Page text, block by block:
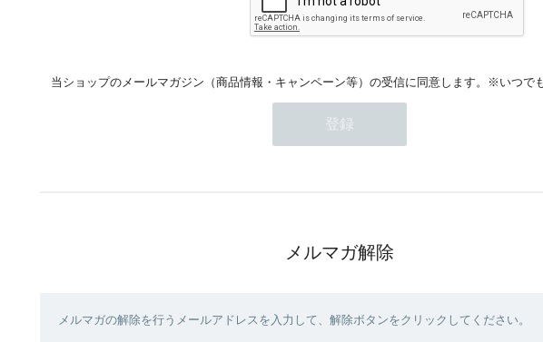
当ショップのメールマガジン（商品情報・キャンペーン等）の受信に同意します。※いつで
メルマガ解除
メルマガの解除を行うメールアドレスを入力して、解除ボタンをクリックしてください。